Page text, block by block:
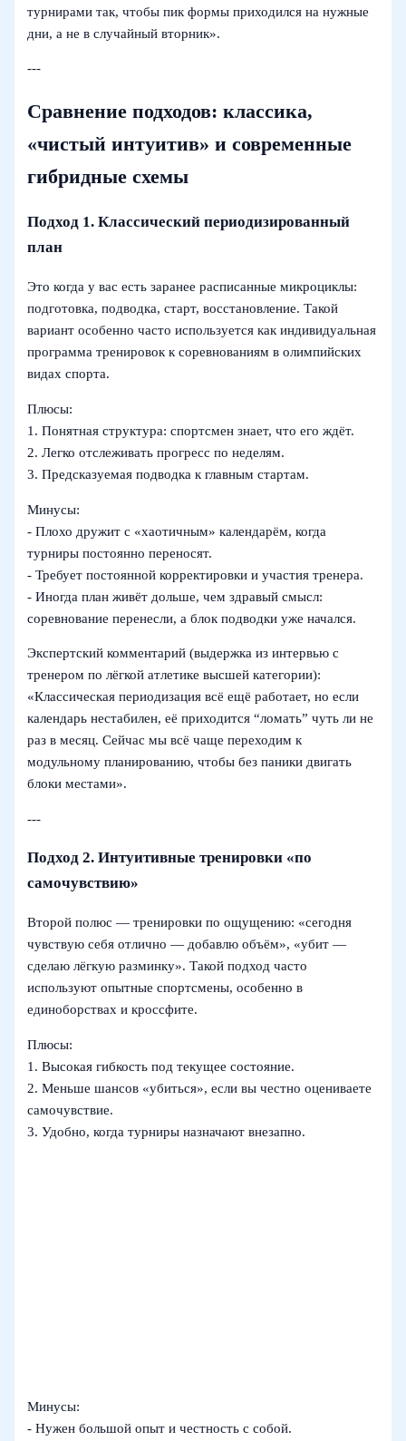
турнирами так, чтобы пик формы приходился на нужные
дни, а не в случайный вторник».
---
Сравнение подходов: классика,
«чистый интуитив» и современные
гибридные схемы
Подход 1. Классический периодизированный
план
Это когда у вас есть заранее расписанные микроциклы:
подготовка, подводка, старт, восстановление. Такой
вариант особенно часто используется как индивидуальная
программа тренировок к соревнованиям в олимпийских
видах спорта.
Плюсы:
1. Понятная структура: спортсмен знает, что его ждёт.
2. Легко отслеживать прогресс по неделям.
3. Предсказуемая подводка к главным стартам.
Минусы:
- Плохо дружит с «хаотичным» календарём, когда
турниры постоянно переносят.
- Требует постоянной корректировки и участия тренера.
- Иногда план живёт дольше, чем здравый смысл:
соревнование перенесли, а блок подводки уже начался.
Экспертский комментарий (выдержка из интервью с
тренером по лёгкой атлетике высшей категории):
«Классическая периодизация всё ещё работает, но если
календарь нестабилен, её приходится “ломать” чуть ли не
раз в месяц. Сейчас мы всё чаще переходим к
модульному планированию, чтобы без паники двигать
блоки местами».
---
Подход 2. Интуитивные тренировки «по
самочувствию»
Второй полюс — тренировки по ощущению: «сегодня
чувствую себя отлично — добавлю объём», «убит —
сделаю лёгкую разминку». Такой подход часто
используют опытные спортсмены, особенно в
единоборствах и кроссфите.
Плюсы:
1. Высокая гибкость под текущее состояние.
2. Меньше шансов «убиться», если вы честно оцениваете
самочувствие.
3. Удобно, когда турниры назначают внезапно.
Минусы:
- Нужен большой опыт и честность с собой.